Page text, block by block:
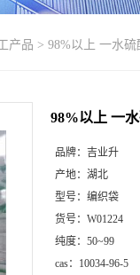
产品 > 98%以上 一水
98%以上 一
品牌： 吉业升
产地： 湖北
型号： 编织袋
货号： W01224
纯度： 50~99
cas： 10034-96-5